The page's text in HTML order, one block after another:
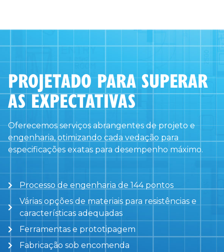
PROJETADO PARA SUPERAR
AS EXPECTATIVAS
Oferecemos serviços abrangentes de projeto e
engenharia, otimizando cada vedação para
especificações exatas para desempenho máximo.
Processo de engenharia de 144 pontos
Várias opções de materiais para resistências e
características adequadas
Ferramentas e prototipagem
Fabricação sob encomenda